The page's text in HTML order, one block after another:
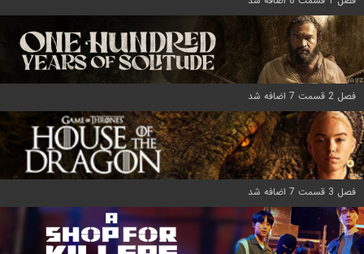
فصل 2 قسمت 7 اضافه شد
فصل 3 قسمت 7 اضافه شد